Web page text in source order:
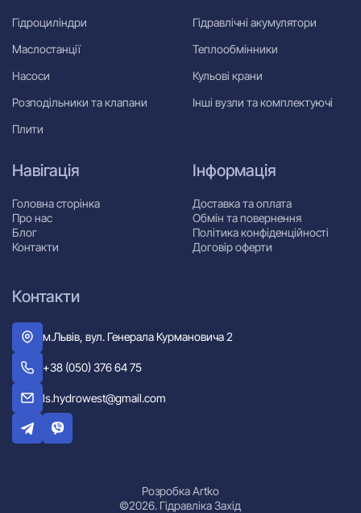
Навігація
Головна сторінка
Про нас
Блог
Контакти
Гідроциліндри
Маслостанції
Насоси
Розподільники та клапани
Плити
Гідравлічні акумулятори
Теплообмінники
Кульові крани
Інші вузли та комплектуючі
Інформація
Доставка та оплата
Обмін та повернення
Політика конфіденційності
Договір оферти
Контакти
м.Львів, вул. Генерала Курмановича 2
+38 (050) 376 64 75
ls.hydrowest@gmail.com
©2026. Гідравліка Захід
Розробка Artko